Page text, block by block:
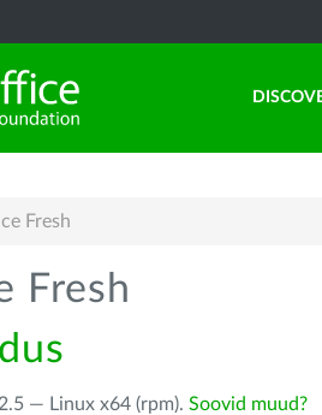
Fresh
Fresh
— Linux x64 (rpm). Soovid muud?